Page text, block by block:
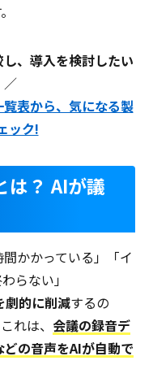
、導入を検討したい
／
表から、気になる製
ック!
は？ AIが議
かかっている」「イ
らない」
劇的に削減するの
れは、 会議の録音デ
の音声をAIが自動で